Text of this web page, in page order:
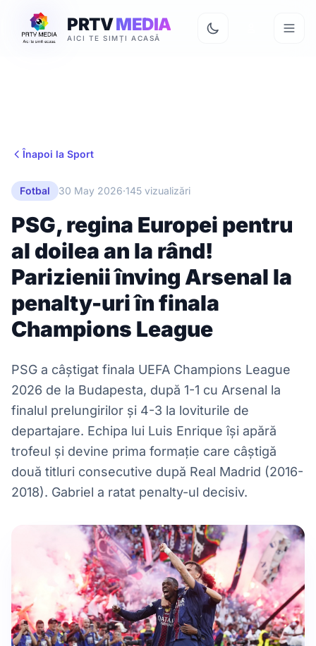
PRTVMEDIA
AICI TE SIMȚI ACASĂ
Înapoi la Sport
Fotbal 30 May 2026·145 vizualizări
PSG, regina Europei pentru
al doilea an la rând!
Parizienii înving Arsenal la
penalty-uri în finala
Champions League
PSG a câștigat finala UEFA Champions League
2026 de la Budapesta, după 1-1 cu Arsenal la
finalul prelungirilor și 4-3 la loviturile de
departajare. Echipa lui Luis Enrique își apără
trofeul și devine prima formație care câștigă
două titluri consecutive după Real Madrid (2016-
2018). Gabriel a ratat penalty-ul decisiv.